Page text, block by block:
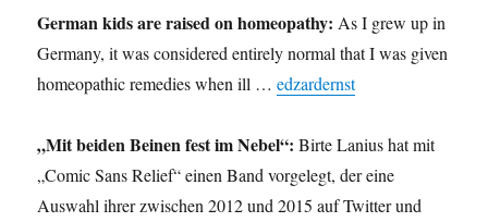
German kids are raised on homeopathy: As I grew up in
Germany, it was considered entirely normal that I was given
homeopathic remedies when ill …edzardernst
„Mit beiden Beinen fest im Nebel“: Birte Lanius hat mit
„Comic Sans Relief“ einen Band vorgelegt, der eine
Auswahl ihrer zwischen 2012 und 2015 auf Twitter und